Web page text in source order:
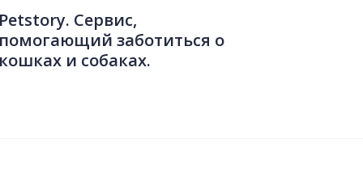
Сервис,
заботиться о
и собаках.